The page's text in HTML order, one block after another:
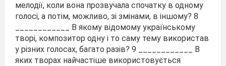
мелодії, коли вона прозвучала спочатку в одному
голосі, а потім, можливо, зі змінами, в іншому? 8
____________ В якому відомому українському
творі, композитор одну і то саму тему використав
у різних голосах, багато разів? 9 ____________ В
яких творах найчастіше використовується